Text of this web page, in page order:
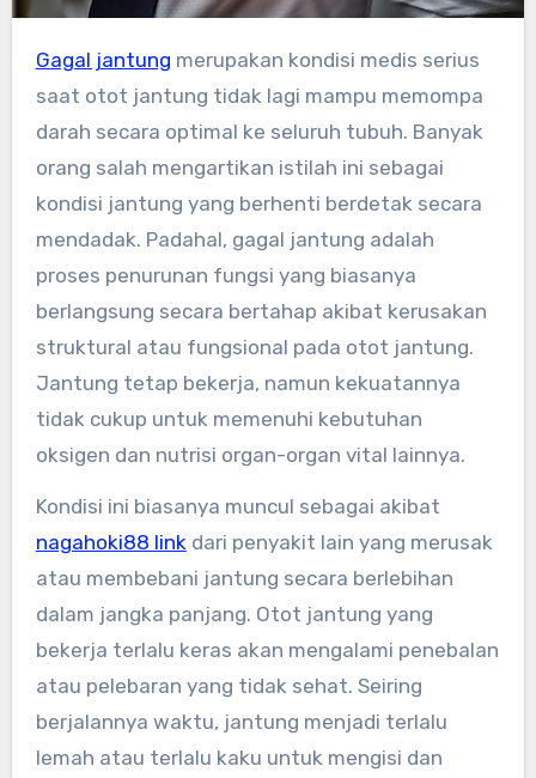
Gagal jantung merupakan kondisi medis serius
saat otot jantung tidak lagi mampu memompa
darah secara optimal ke seluruh tubuh. Banyak
orang salah mengartikan istilah ini sebagai
kondisi jantung yang berhenti berdetak secara
mendadak. Padahal, gagal jantung adalah
proses penurunan fungsi yang biasanya
berlangsung secara bertahap akibat kerusakan
struktural atau fungsional pada otot jantung.
Jantung tetap bekerja, namun kekuatannya
tidak cukup untuk memenuhi kebutuhan
oksigen dan nutrisi organ-organ vital lainnya.
Kondisi ini biasanya muncul sebagai akibat
nagahoki88 linkdari penyakit lain yang merusak
atau membebani jantung secara berlebihan
dalam jangka panjang. Otot jantung yang
bekerja terlalu keras akan mengalami penebalan
atau pelebaran yang tidak sehat. Seiring
berjalannya waktu, jantung menjadi terlalu
lemah atau terlalu kaku untuk mengisi dan